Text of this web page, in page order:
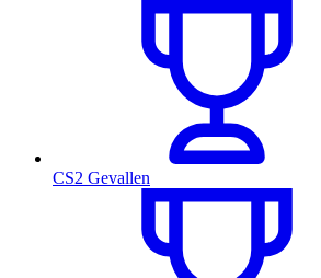
CS2 Gevallen